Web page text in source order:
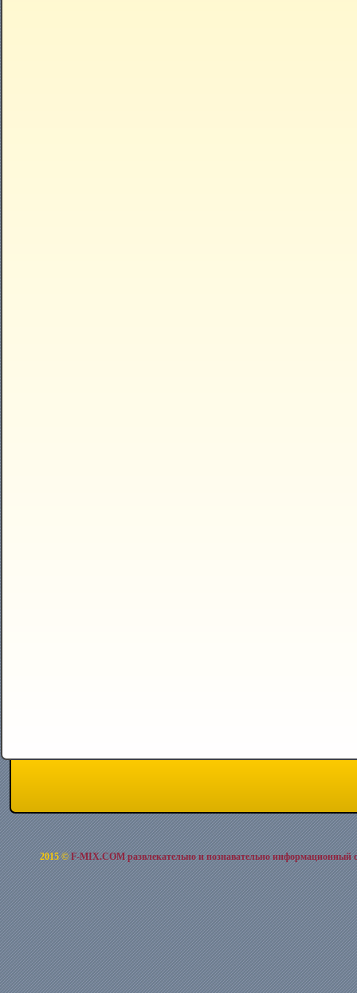
2015 ©F-MIX.COM развлекательно и познавательно информационный